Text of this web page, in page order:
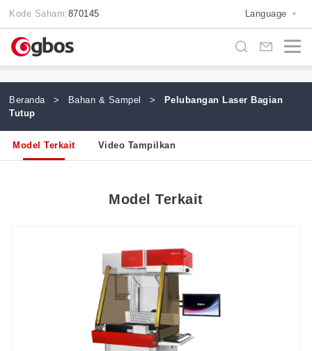
Kode Saham:870145 Language
Beranda > Bahan & Sampel >
Pelubangan Laser Bagian
Tutup
Model Terkait Video Tampilkan
Model Terkait